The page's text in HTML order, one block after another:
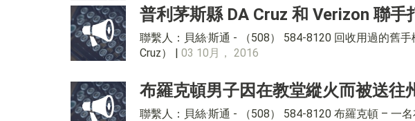
普利茅斯縣 DA Cruz 和 Verizon 聯手
聯繫人：貝絲·斯通 - （508） 584-8120 回收用過的舊
Cruz） | 03 10月， 2016
布羅克頓男子因在教堂縱火而被送往
聯繫人：貝絲·斯通 - （508） 584-8120 布羅克頓 – 一